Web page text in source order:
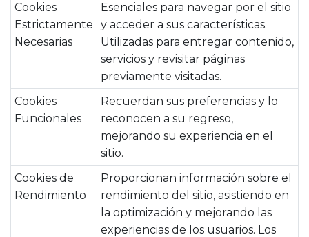
Cookies
Estrictamente
Necesarias
Esenciales para navegar por el sitio
y acceder a sus características.
Utilizadas para entregar contenido,
servicios y revisitar páginas
previamente visitadas.
Cookies
Funcionales
Recuerdan sus preferencias y lo
reconocen a su regreso,
mejorando su experiencia en el
sitio.
Cookies de
Rendimiento
Proporcionan información sobre el
rendimiento del sitio, asistiendo en
la optimización y mejorando las
experiencias de los usuarios. Los